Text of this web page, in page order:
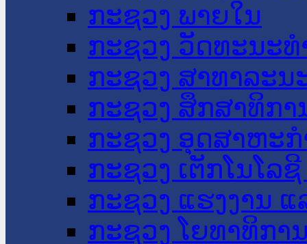
ກະຊວງ ພາຍໃນ
ກະຊວງ ວັດທະນະ
ກະຊວງ ສາທາລະນ
ກະຊວງ ສຶກສາທິກາ
ກະຊວງ ອຸດສາຫະ
ກະຊວງ ເຕັກໂນໂລ
ກະຊວງ ແຮງງານ
ກະຊວງ ໂຍທາທິກາ